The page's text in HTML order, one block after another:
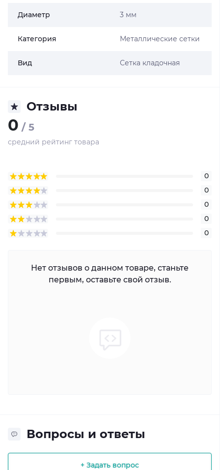
Диаметр 3 мм
Категория Металлические сетки
Вид Сетка кладочная
Отзывы
0 / 5
средний рейтинг товара
0
0
0
0
0
Нет отзывов о данном товаре, станьте
первым, оставьте свой отзыв.
Вопросы и ответы
+ Задать вопрос